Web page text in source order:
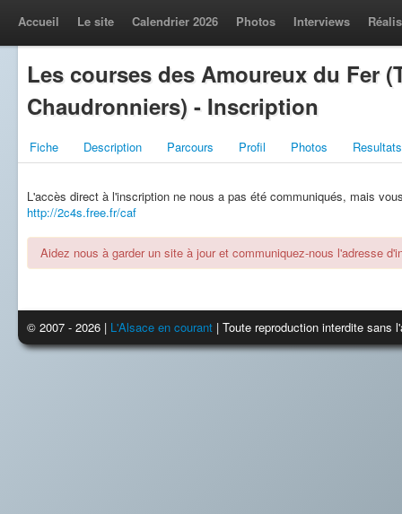
Accueil Le site Calendrier 2026 Photos Interviews
Les courses des Amoureux du Fer
Chaudronniers) - Inscription
Fiche Description Parcours Profil Photos Resultats
L'accès direct à l'inscription ne nous a pas été communiqués, mais
http://2c4s.free.fr/caf
Aidez nous à garder un site à jour et communiquez-nous l'adresse
© 2007 - 2026 | L'Alsace en courant | Toute reproduction interdite sans